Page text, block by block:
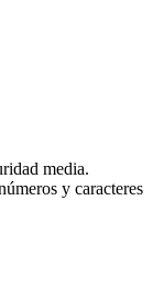
media.
y caracteres